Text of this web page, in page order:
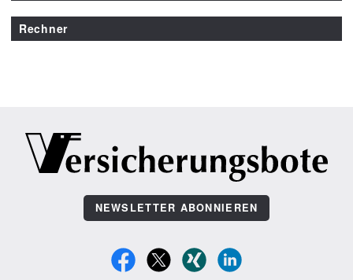
Rechner
NEWSLETTER ABONNIEREN